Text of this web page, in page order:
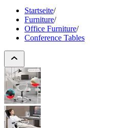
Startseite/
Furniture/
Office Furniture/
Conference Tables